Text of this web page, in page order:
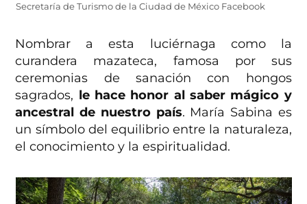
Secretaría de Turismo de la Ciudad de México Facebook
Nombrar a esta luciérnaga como la
curandera mazateca, famosa por sus
ceremonias de sanación con hongos
sagrados, le hace honor al saber mágico y
ancestral de nuestro país. María Sabina es
un símbolo del equilibrio entre la naturaleza,
el conocimiento y la espiritualidad.